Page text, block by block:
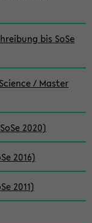
bis SoSe
/ Master
2020)
2016)
2011)